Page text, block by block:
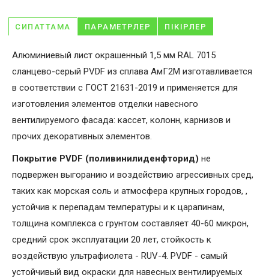
СИПАТТАМА ПАРАМЕТРЛЕР ПІКІРЛЕР
Алюминиевый лист окрашенный 1,5 мм RAL 7015
сланцево-серый PVDF из сплава АмГ2М изготавливается
в соответствии с ГОСТ 21631-2019 и применяется для
изготовления элементов отделки навесного
вентилируемого фасада: кассет, колонн, карнизов и
прочих декоративных элементов.
Покрытие PVDF (поливинилиденфторид) не
подвержен выгоранию и воздействию агрессивных сред,
таких как морская соль и атмосфера крупных городов, ,
устойчив к перепадам температуры и к царапинам,
толщина комплекса с грунтом составляет 40-60 микрон,
средний срок эксплуатации 20 лет, стойкость к
воздействую ультрафиолета - RUV-4. PVDF - самый
устойчивый вид окраски для навесных вентилируемых